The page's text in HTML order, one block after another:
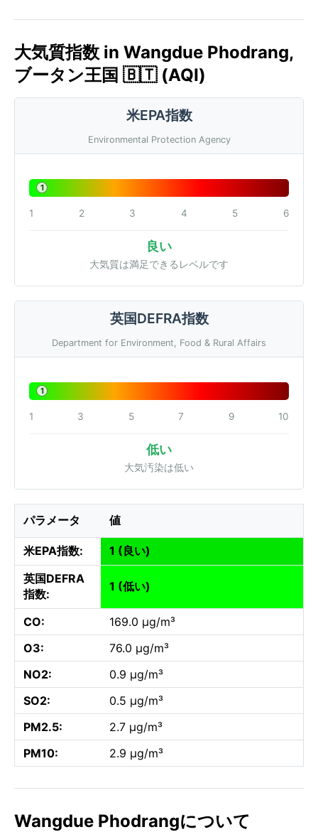
大気質指数 in Wangdue Phodrang,
ブータン王国 🇧🇹 (AQI)
米EPA指数
Environmental Protection Agency
1
1 2 3 4 5 6
良い
大気質は満足できるレベルです
英国DEFRA指数
Department for Environment, Food & Rural Affairs
1
1 3 5 7 9 10
低い
大気汚染は低い
パラメータ 値
米EPA指数:
1 (良い)
英国DEFRA
指数:
1 (低い)
CO:
169.0 µg/m³
O3:
76.0 µg/m³
NO2:
0.9 µg/m³
SO2:
0.5 µg/m³
PM2.5:
2.7 µg/m³
PM10:
2.9 µg/m³
Wangdue Phodrangについて